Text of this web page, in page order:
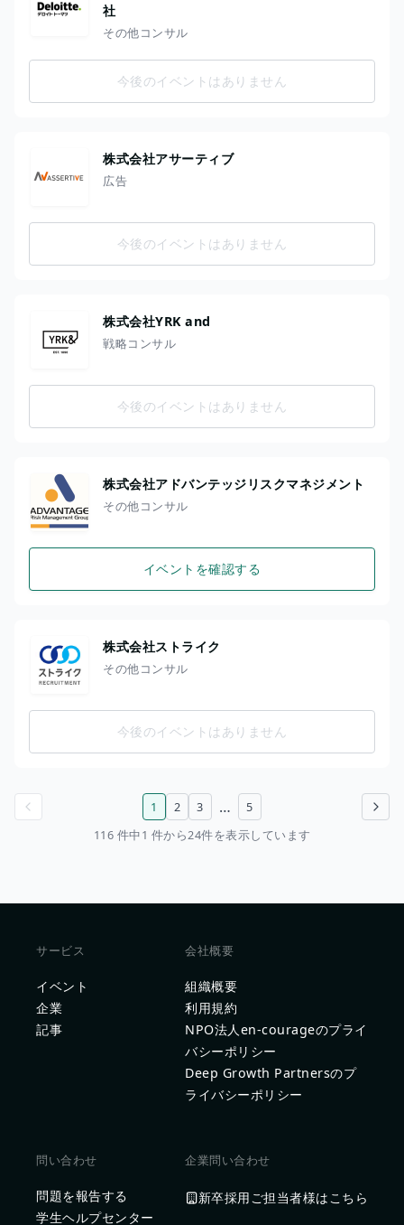
社
その他コンサル
今後のイベントはありません
株式会社アサーティブ
広告
今後のイベントはありません
株式会社YRK and
戦略コンサル
今後のイベントはありません
株式会社アドバンテッジリスクマネジメント
その他コンサル
イベントを確認する
株式会社ストライク
その他コンサル
今後のイベントはありません
次のページ
1 2 3 …
5
116 件中1 件から24件を表示しています
サービス
イベント
企業
記事
会社概要
組織概要
利用規約
NPO法人en-courageのプライ
バシーポリシー
Deep Growth Partnersのプ
ライバシーポリシー
問い合わせ
問題を報告する
学生ヘルプセンター
企業問い合わせ
新卒採用ご担当者様はこちら